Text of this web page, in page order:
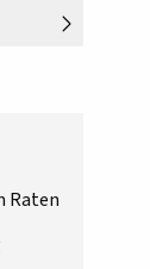
Raten